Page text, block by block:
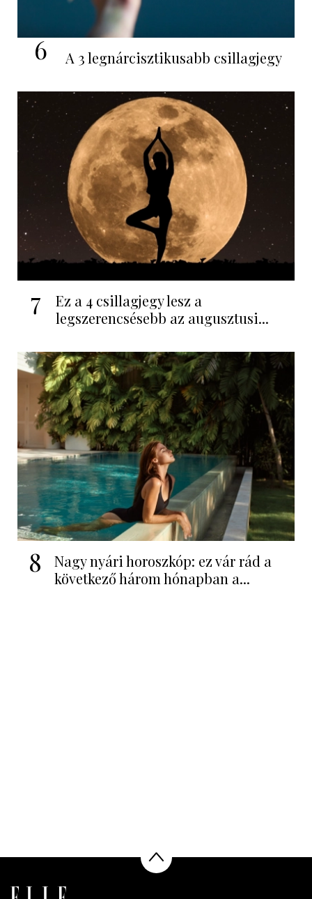
6 A 3 legnárcisztikusabb csillagjegy
7
Ez a 4 csillagjegy lesz a
legszerencsésebb az augusztusi...
8
Nagy nyári horoszkóp: ez vár rád a
következő három hónapban a...